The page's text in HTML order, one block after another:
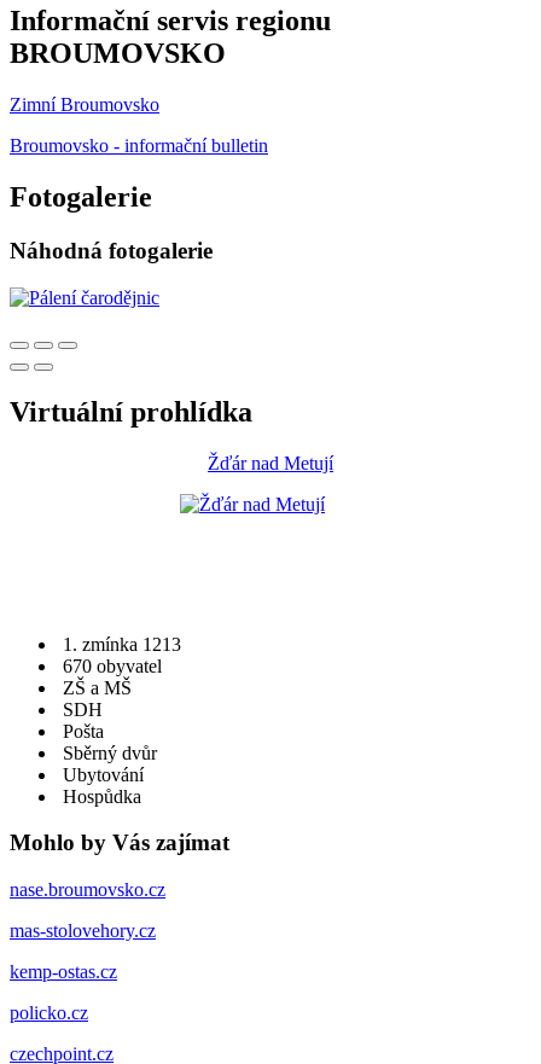
Informační servis regionu
BROUMOVSKO
Zimní Broumovsko
Broumovsko - informační bulletin
Fotogalerie
Náhodná fotogalerie
Virtuální prohlídka
Žďár nad Metují
1. zmínka 1213
670 obyvatel
ZŠ a MŠ
SDH
Pošta
Sběrný dvůr
Ubytování
Hospůdka
Mohlo by Vás zajímat
nase.broumovsko.cz
mas-stolovehory.cz
kemp-ostas.cz
policko.cz
czechpoint.cz